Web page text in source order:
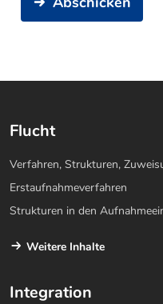
Flucht
Verfahren, Strukturen,
Erstaufnahmeverfahren
Strukturen in den
Weitere Inhalte
Integration